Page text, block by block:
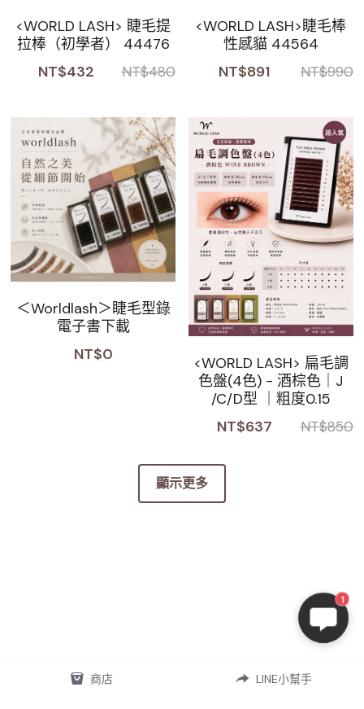
<WORLD LASH> 睫毛提
拉棒（初學者） 44476
NT$432
NT$480
<WORLD LASH>睫毛棒
性感貓 44564
NT$891
NT$990
＜Worldlash＞睫毛型錄
電子書下載
NT$0
<WORLD LASH> 扁毛調
色盤(4色) - 酒棕色｜J
/C/D型 ｜粗度0.15
NT$637
NT$850
顯示更多
商店 LINE小幫手
1